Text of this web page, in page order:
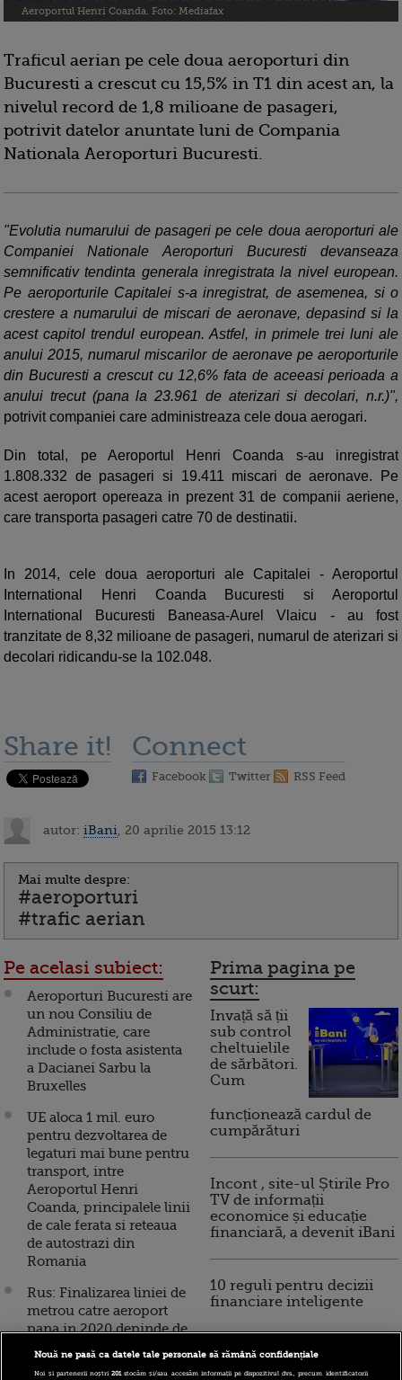
Aeroportul Henri Coanda. Foto: Mediafax
Traficul aerian pe cele doua aeroporturi din
Bucuresti a crescut cu 15,5% in T1 din acest an, la
nivelul record de 1,8 milioane de pasageri,
potrivit datelor anuntate luni de Compania
Nationala Aeroporturi Bucuresti.
"Evolutia numarului de pasageri pe cele doua aeroporturi ale
Companiei Nationale Aeroporturi Bucuresti devanseaza
semnificativ tendinta generala inregistrata la nivel european.
Pe aeroporturile Capitalei s-a inregistrat, de asemenea, si o
crestere a numarului de miscari de aeronave, depasind si la
acest capitol trendul european. Astfel, in primele trei luni ale
anului 2015, numarul miscarilor de aeronave pe aeroporturile
din Bucuresti a crescut cu 12,6% fata de aceeasi perioada a
anului trecut (pana la 23.961 de aterizari si decolari, n.r.)",
potrivit companiei care administreaza cele doua aerogari.
Din total, pe Aeroportul Henri Coanda s-au inregistrat
1.808.332 de pasageri si 19.411 miscari de aeronave. Pe
acest aeroport opereaza in prezent 31 de companii aeriene,
care transporta pasageri catre 70 de destinatii.
In 2014, cele doua aeroporturi ale Capitalei - Aeroportul
International Henri Coanda Bucuresti si Aeroportul
International Bucuresti Baneasa-Aurel Vlaicu - au fost
tranzitate de 8,32 milioane de pasageri, numarul de aterizari si
decolari ridicandu-se la 102.048.
Share it! Connect
Facebook Twitter RSS Feed
autor: iBani , 20 aprilie 2015 13:12
Mai multe despre:
#aeroporturi
#trafic aerian
Pe acelasi subiect:
Aeroporturi Bucuresti are
un nou Consiliu de
Administratie, care
include o fosta asistenta
a Dacianei Sarbu la
Bruxelles
UE aloca 1 mil. euro
pentru dezvoltarea de
legaturi mai bune pentru
transport, intre
Aeroportul Henri
Coanda, principalele linii
de cale ferata si reteaua
de autostrazi din
Romania
Rus: Finalizarea liniei de
metrou catre aeroport
pana in 2020 depinde de
“cat de nemti vom reusi
Prima pagina pe
scurt:
Invață să ții
sub control
cheltuielile
de sărbători.
Cum
funcționează cardul de
cumpărături
Incont , site-ul Știrile Pro
TV de informații
economice și educație
financiară, a devenit iBani
10 reguli pentru decizii
financiare inteligente
Nouă ne pasă ca datele tale personale să rămână confidențiale
Noi și partenerii noștri201stocăm și/sau accesăm informații pe dispozitivul dvs., precum identificatorii